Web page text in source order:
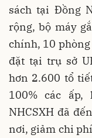
sách tại Đồng
rộng, bộ máy
chính, 10
đặt tại trụ sở
hơn 2.600 tổ
100% các ấp,
NHCSXH đã
nơi, giảm chi